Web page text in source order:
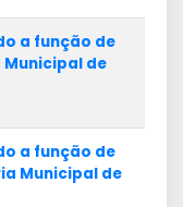
a função de
de
a função de
Municipal de